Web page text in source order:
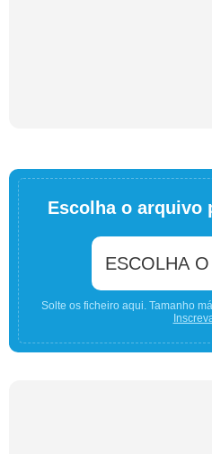
Escolha o arquivo
ESCOLHA
Solte os ficheiro aqui. Tamanho